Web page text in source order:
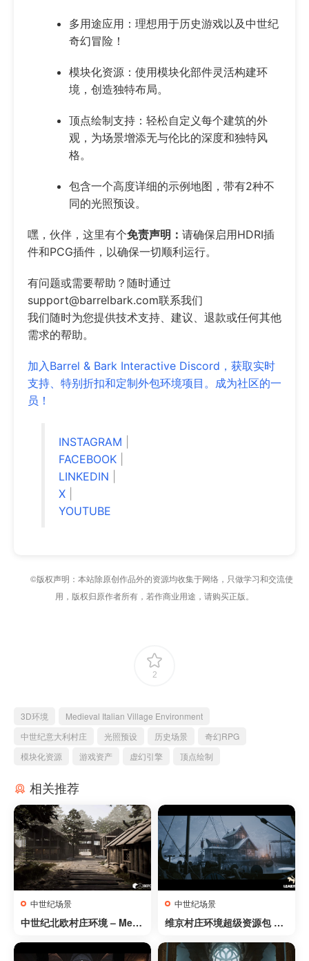
多用途应用：理想用于历史游戏以及中世纪
奇幻冒险！
模块化资源：使用模块化部件灵活构建环
境，创造独特布局。
顶点绘制支持：轻松自定义每个建筑的外
观，为场景增添无与伦比的深度和独特风
格。
包含一个高度详细的示例地图，带有2种不
同的光照预设。
嘿，伙伴，这里有个免责声明： 请确保启用HDRI插
件和PCG插件，以确保一切顺利运行。
有问题或需要帮助？随时通过
support@barrelbark.com联系我们
我们随时为您提供技术支持、建议、退款或任何其他
需求的帮助。
加入Barrel & Bark Interactive Discord，获取实时
支持、特别折扣和定制外包环境项目。成为社区的一
员！
INSTAGRAM
FACEBOOK
LINKEDIN
X
YOUTUBE
©版权声明：本站除原创作品外的资源均收集于网络，只做学习和交流使
用，版权归原作者所有，若作商业用途，请购买正版。
2
3D环境
Medieval Italian Village Environment
中世纪意大利村庄
光照预设 历史场景
奇幻RPG
模块化资源
游戏资产 虚幻引擎 顶点绘制
相关推荐
中世纪场景
中世纪北欧村庄环境 – Medi
nment
中世纪场景
维京村庄环境超级资源包 – V
Megapack ( Viking Viking